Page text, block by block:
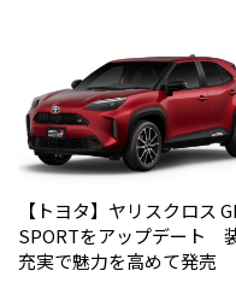
【トヨタ】ヤリスクロス
SPORTをアップデート
充実で魅力を高めて発売